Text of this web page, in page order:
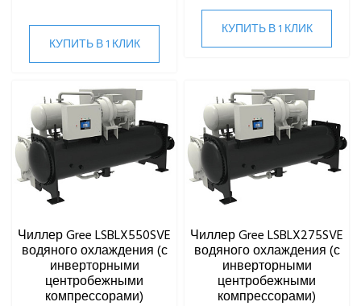
КУПИТЬ В 1 КЛИК
КУПИТЬ В 1 КЛИК
Чиллер Gree LSBLX550SVE
водяного охлаждения (с
инверторными
центробежными
компрессорами)
Чиллер Gree LSBLX275SVE
водяного охлаждения (с
инверторными
центробежными
компрессорами)